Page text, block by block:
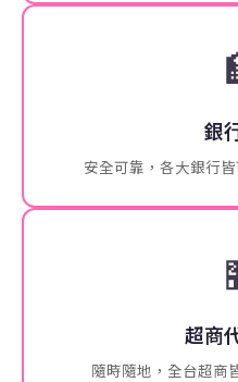
銀
安全可靠，各大銀行
超商
隨時隨地，全台超商